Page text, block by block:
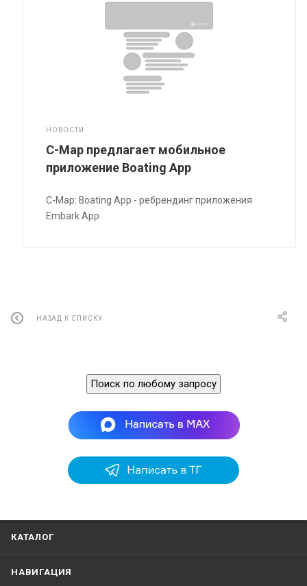
НОВОСТИ
C-Map предлагает мобильное
приложение Boating App
C-Map: Boating App - ребрендинг приложения
Embark App
НАЗАД К СПИСКУ
Поиск по любому запросу
КАТАЛОГ
НАВИГАЦИЯ